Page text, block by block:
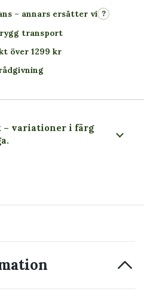
– annars ersätter vi ?
transport
över 1299 kr
– variationer i färg